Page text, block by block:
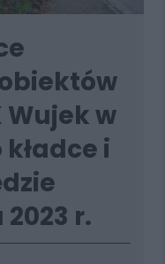
Wujek w
i
r.